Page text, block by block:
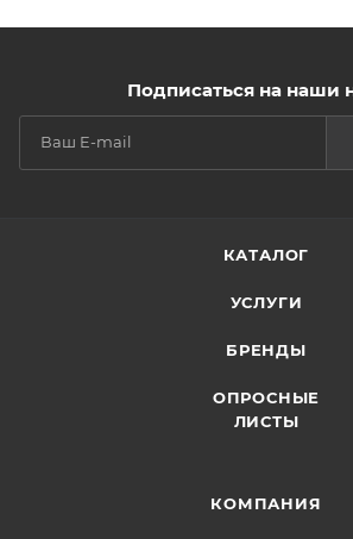
Подписаться на наши
КАТАЛОГ
УСЛУГИ
БРЕНДЫ
ОПРОСНЫЕ
ЛИСТЫ
КОМПАНИЯ